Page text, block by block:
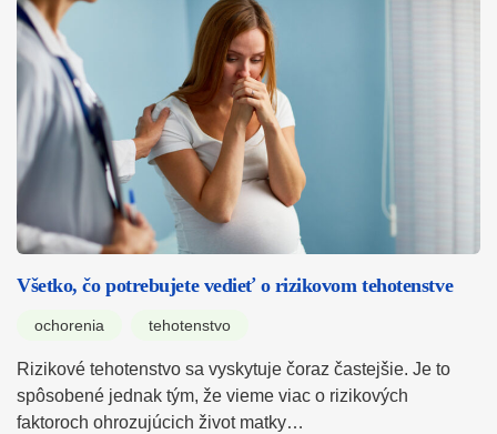
Všetko, čo potrebujete vedieť o rizikovom tehotenstve
ochorenia tehotenstvo
Rizikové tehotenstvo sa vyskytuje čoraz častejšie. Je to
spôsobené jednak tým, že vieme viac o rizikových
faktoroch ohrozujúcich život matky…